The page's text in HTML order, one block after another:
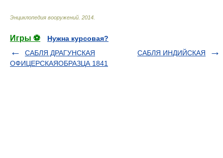
Энциклопедия вооружений 2014
Игры ⚽
Нужна курсовая?
САБЛЯ ДРАГУНСКАЯ
ОФИЦЕРСКАЯОБРАЗЦА 1841
САБЛЯ ИНДИЙСКАЯ